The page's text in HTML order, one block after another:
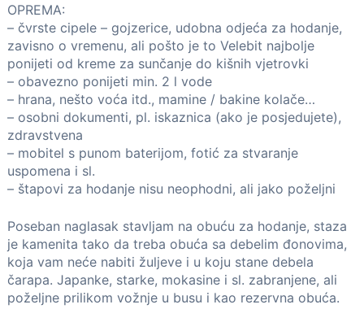
OPREMA:
– čvrste cipele – gojzerice, udobna odjeća za hodanje,
zavisno o vremenu, ali pošto je to Velebit najbolje
ponijeti od kreme za sunčanje do kišnih vjetrovki
– obavezno ponijeti min. 2 l vode
– hrana, nešto voća itd., mamine / bakine kolače…
– osobni dokumenti, pl. iskaznica (ako je posjedujete),
zdravstvena
– mobitel s punom baterijom, fotić za stvaranje
uspomena i sl.
– štapovi za hodanje nisu neophodni, ali jako poželjni
Poseban naglasak stavljam na obuću za hodanje, staza
je kamenita tako da treba obuća sa debelim đonovima,
koja vam neće nabiti žuljeve i u koju stane debela
čarapa. Japanke, starke, mokasine i sl. zabranjene, ali
poželjne prilikom vožnje u busu i kao rezervna obuća.